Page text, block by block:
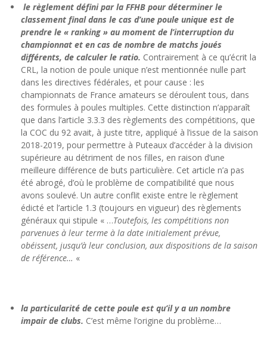
le règlement défini par la FFHB pour déterminer le
classement final dans le cas d’une poule unique est de
prendre le « ranking » au moment de l’interruption du
championnat et en cas de nombre de matchs joués
différents, de calculer le ratio. Contrairement à ce qu’écrit la
CRL, la notion de poule unique n’est mentionnée nulle part
dans les directives fédérales, et pour cause : les
championnats de France amateurs se déroulent tous, dans
des formules à poules multiples. Cette distinction n’apparaît
que dans l’article 3.3.3 des règlements des compétitions, que
la COC du 92 avait, à juste titre, appliqué à l’issue de la saison
2018-2019, pour permettre à Puteaux d’accéder à la division
supérieure au détriment de nos filles, en raison d’une
meilleure différence de buts particulière. Cet article n’a pas
été abrogé, d’où le problème de compatibilité que nous
avons soulevé. Un autre conflit existe entre le règlement
édicté et l’article 1.3 (toujours en vigueur) des règlements
généraux qui stipule « …Toutefois, les compétitions non
parvenues à leur terme à la date initialement prévue,
obéissent, jusqu’à leur conclusion, aux dispositions de la saison
de référence… «
la particularité de cette poule est qu’il y a un nombre
impair de clubs. C’est même l’origine du problème…